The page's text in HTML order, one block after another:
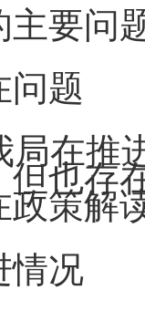
主要问
问题
局在推
也存
政策解
情况